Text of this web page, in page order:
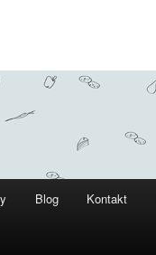
Blog Kontakt